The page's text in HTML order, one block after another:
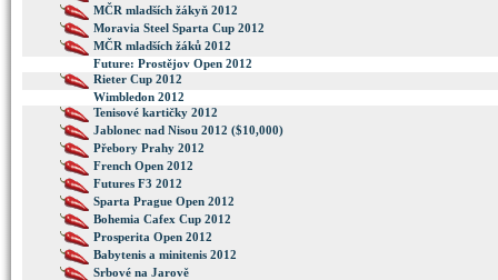
MČR mladších žákyň 2012
Moravia Steel Sparta Cup 2012
MČR mladších žáků 2012
Future: Prostějov Open 2012
Rieter Cup 2012
Wimbledon 2012
Tenisové kartičky 2012
Jablonec nad Nisou 2012 ($10,000)
Přebory Prahy 2012
French Open 2012
Futures F3 2012
Sparta Prague Open 2012
Bohemia Cafex Cup 2012
Prosperita Open 2012
Babytenis a minitenis 2012
Srbové na Jarově